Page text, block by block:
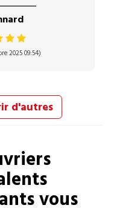
2025 09:54)
d'autres
vous